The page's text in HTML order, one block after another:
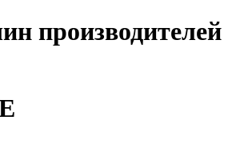
производителей